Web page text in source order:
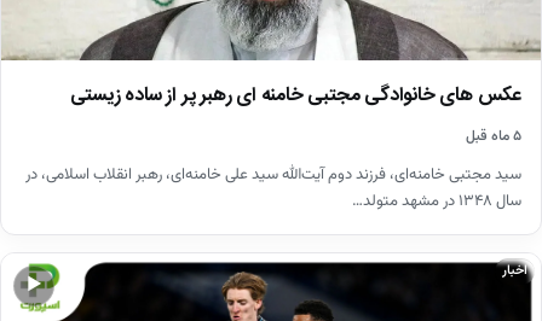
عکس های خانوادگی مجتبی خامنه ای رهبر پر از ساده زیستی
۵ ماه قبل
سید مجتبی خامنه‌ای، فرزند دوم آیت‌الله سید علی خامنه‌ای، رهبر انقلاب اسلامی، در
سال ۱۳۴۸ در مشهد متولد…
▶
اخبار